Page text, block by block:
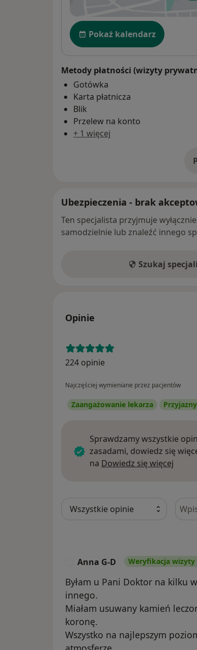
Dostępność
Pokaż kalendarz
Metody płatności (wizyty
Gotówka
Karta płatnicza
Blik
Przelew na konto
+ 1 więcej
Ubezpieczenia - brak
Ten specjalista przyjmuje
samodzielnie lub znaleźć innego
Szukaj
Opinie
224 opinie
Najczęściej wymieniane przez pacjentów
Zaangażowanie lekarza
Sprawdzamy wszystkie
zasadami, dowiedz się
na Dowiedz się więcej
Anna G-D Weryfikacja wizyty
Byłam u Pani Doktor na kilku
innego.
Miałam usuwany kamień
koronę.
Wszystko na najlepszym